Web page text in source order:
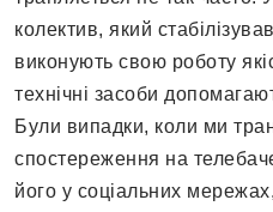
колектив, який
виконують свою роботу
технічні засоби
Були випадки, коли ми
спостереження на
його у соціальних